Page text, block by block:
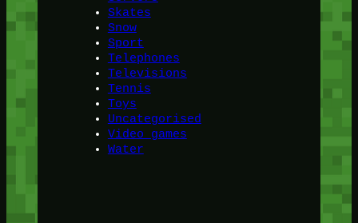
Skates
Snow
Sport
Telephones
Televisions
Tennis
Toys
Uncategorised
Video games
Water